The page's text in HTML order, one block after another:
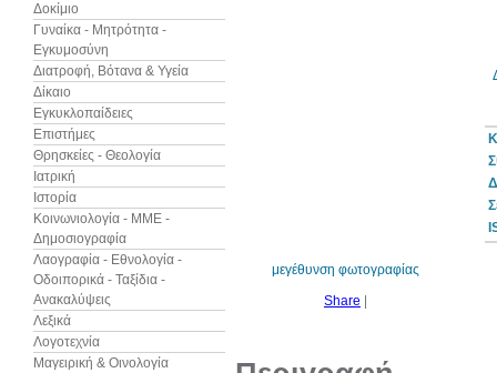
Δοκίμιο
Γυναίκα - Μητρότητα -
Εγκυμοσύνη
Διατροφή, Βότανα & Υγεία
Δίκαιο
Εγκυκλοπαίδειες
Επιστήμες
Θρησκείες - Θεολογία
Ιατρική
Ιστορία
Κοινωνιολογία - ΜΜΕ -
Δημοσιογραφία
Λαογραφία - Εθνολογία -
Οδοιπορικά - Ταξίδια -
Ανακαλύψεις
Λεξικά
Λογοτεχνία
Μαγειρική & Οινολογία
μεγέθυνση φωτογραφίας
Share